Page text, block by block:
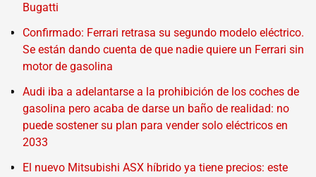
Bugatti
Confirmado: Ferrari retrasa su segundo modelo eléctrico.
Se están dando cuenta de que nadie quiere un Ferrari sin
motor de gasolina
Audi iba a adelantarse a la prohibición de los coches de
gasolina pero acaba de darse un baño de realidad: no
puede sostener su plan para vender solo eléctricos en
2033
El nuevo Mitsubishi ASX híbrido ya tiene precios: este